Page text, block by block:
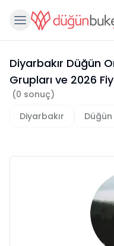
Diyarbakır Düğün
Grupları ve 2026
(0 sonuç)
Diyarbakır
Düğün